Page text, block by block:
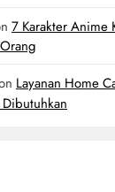
7 Karakter Anime
Layanan Home